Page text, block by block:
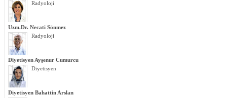
Radyoloji
Uzm.Dr. Necati Sönmez
Radyoloji
Diyetisyen Ayşenur Cumurcu
Diyetisyen
Diyetisyen Bahattin Arslan